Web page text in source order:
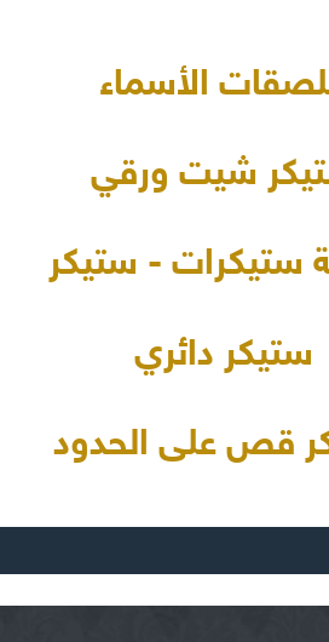
الأسماء
شيت ورقي
ستيكرات - ستيكر
ستيكر دائري
قص على الحدود